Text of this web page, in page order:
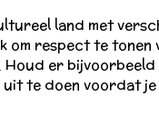
land met
om respect te tonen
Houd er
uit te doen voordat je